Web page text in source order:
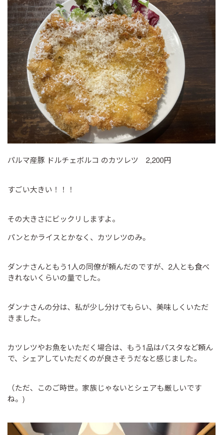
パルマ産豚 ドルチェボルコ のカツレツ 2,200円
すごい大きい！！！
その大きさにビックリしますよ。
パンとかライスとかなく、カツレツのみ。
ダンナさんともう1人の同僚が頼んだのですが、2人とも食べ
きれないくらいの量でした。
ダンナさんの分は、私が少し分けてもらい、美味しくいただ
きました。
カツレツやお魚をいただく場合は、もう1品はパスタなど頼ん
で、シェアしていただくのが良さそうだなと感じました。
（ただ、このご時世。家族じゃないとシェアも厳しいです
ね。)